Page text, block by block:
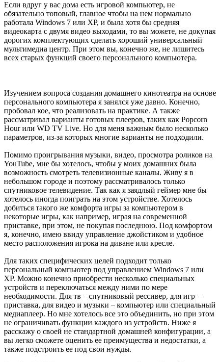
Если вдруг у вас дома есть игровой компьютер, не
обязательно топовый, главное чтобы на нем нормально
работала Windows 7 или XP, и была хотя бы средняя
видеокарта с двумя видео выходами, то вы можете, не докупая
дорогих комплектующих сделать хороший универсальный
мультимедиа центр. При этом вы, конечно же, не лишитесь
всех старых функций своего персонального компьютера.
Изучением вопроса создания домашнего кинотеатра на основе
персонального компьютера я занялся уже давно. Конечно,
пробовал кое, что реализовать на практике. А также
рассматривал варианты готовых плееров, таких как Popcorn
Hour или WD TV Live. Но для меня важным было несколько
параметров, из-за которых многие варианты не подходили.
Помимо проигрывания музыки, видео, просмотра роликов на
YouTube, мне бы хотелось, чтобы у моих домашних была
возможность смотреть телевизионные каналы. Живу я в
небольшом городе и поэтому рассматривалось только
спутниковое телевидение. Так как я заядлый геймер мне бы
хотелось иногда поиграть на этом устройстве. Хотелось
добиться такого же комфорта игры за компьютером в
некоторые игры, как например, играя на современной
приставке, при этом, не покупая последнюю. Под комфортом
я, конечно, имею ввиду управление джойстиком и удобное
место расположения игрока на диване или кресле.
Для таких специфических целей подходит только
персональный компьютер под управлением Windows 7 или
XP. Можно конечно приобрести несколько специальных
устройств и переключаться между ними по мере
необходимости. Для тв – спутниковый рессивер, для игр –
приставка, для видео и музыки – компьютер или специальный
медиаплеер. Но мне хотелось все это объединить, но при этом
не ограничивать функции каждого из устройств. Ниже я
расскажу о своей не стандартной домашней конфигурации, а
вы легко сможете оценить ее преимущества и недостатки, а
также подстроить ее под свои нужды.